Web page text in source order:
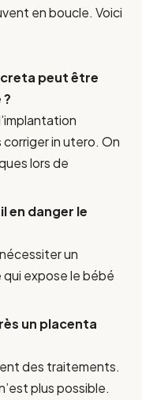
en boucle. Voici
peut être
corriger in utero. On
lors de
en danger le
un
expose le bébé
un placenta
des traitements.
plus possible.